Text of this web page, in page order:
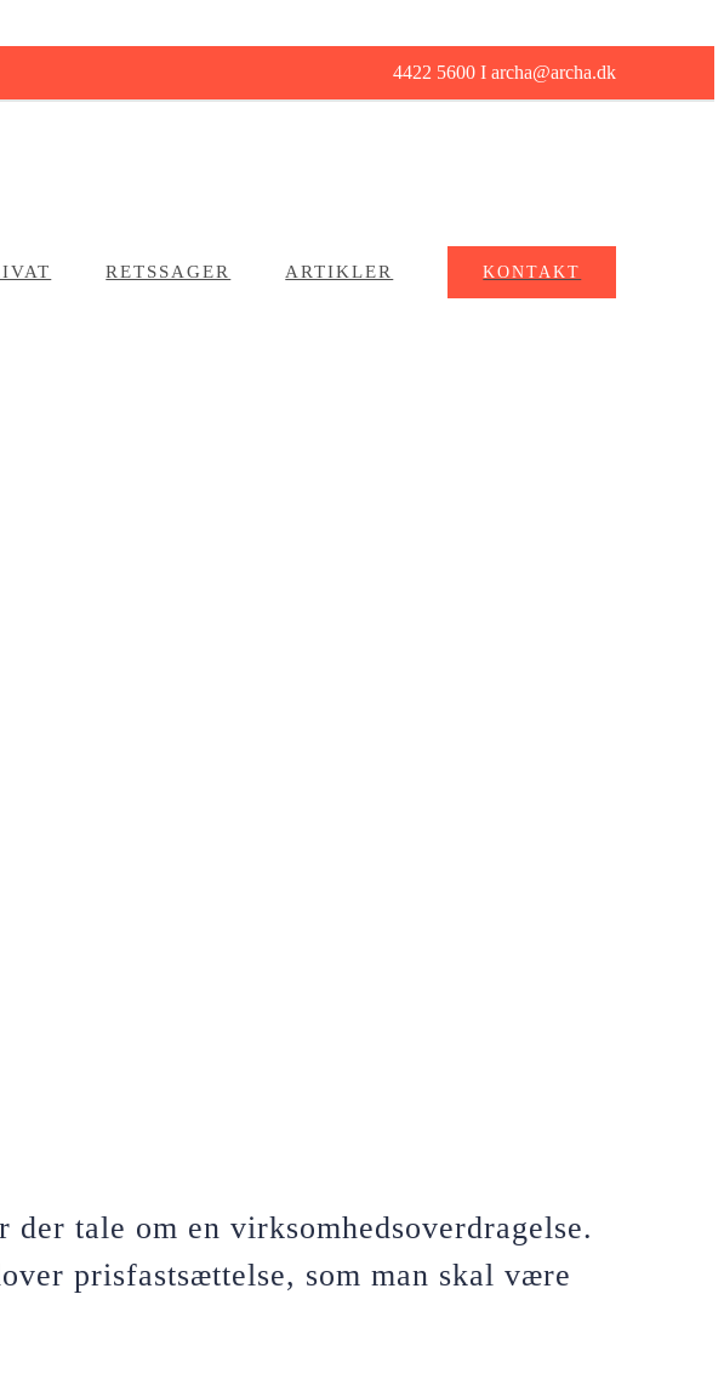
4422 5600 I archa@archa.dk
RETSSAGER ARTIKLER KONTAKT
tale om en virksomhedsoverdragelse.
prisfastsættelse, som man skal være